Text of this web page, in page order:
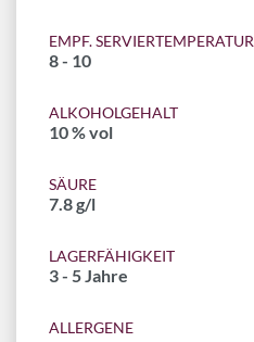
EMPF. SERVIERTEMPERATUR
8 - 10
ALKOHOLGEHALT
10 % vol
SÄURE
7.8 g/l
LAGERFÄHIGKEIT
3 - 5 Jahre
ALLERGENE